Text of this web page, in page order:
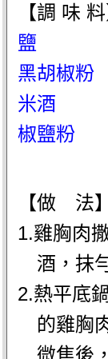
【調 味 料
鹽
黑胡椒粉
米酒
椒鹽粉
【做 法】
1.雞胸肉
酒，抹
2.熱平底
的雞胸
微焦後